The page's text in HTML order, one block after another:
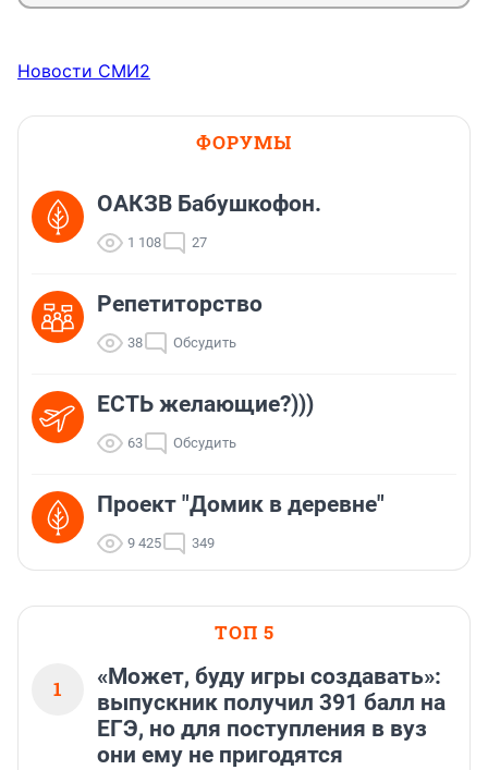
Новости СМИ2
ФОРУМЫ
ОАКЗВ Бабушкофон.
1 108 27
Репетиторство
38 Обсудить
ЕСТЬ желающие?)))
63 Обсудить
Проект "Домик в деревне"
9 425 349
ТОП 5
1
«Может, буду игры создавать»:
выпускник получил 391 балл на
ЕГЭ, но для поступления в вуз
они ему не пригодятся